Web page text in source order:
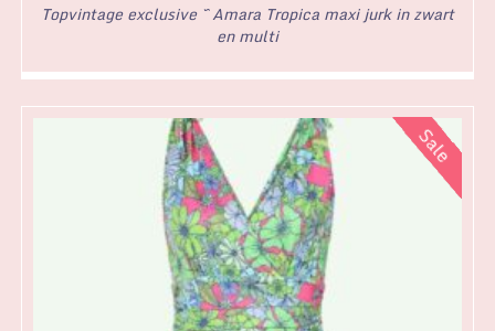
Topvintage exclusive ~ Amara Tropica maxi jurk in zwart
en multi